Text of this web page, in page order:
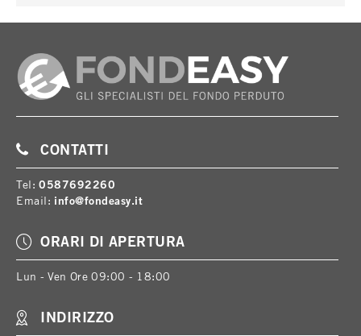
CONTATTI
Tel:0587692260
Email: info@fondeasy.it
ORARI DI APERTURA
Lun - Ven Ore 09:00 - 18:00
INDIRIZZO